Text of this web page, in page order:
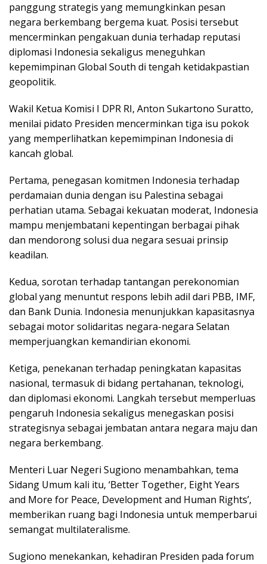
panggung strategis yang memungkinkan pesan
negara berkembang bergema kuat. Posisi tersebut
mencerminkan pengakuan dunia terhadap reputasi
diplomasi Indonesia sekaligus meneguhkan
kepemimpinan Global South di tengah ketidakpastian
geopolitik.
Wakil Ketua Komisi I DPR RI, Anton Sukartono Suratto,
menilai pidato Presiden mencerminkan tiga isu pokok
yang memperlihatkan kepemimpinan Indonesia di
kancah global.
Pertama, penegasan komitmen Indonesia terhadap
perdamaian dunia dengan isu Palestina sebagai
perhatian utama. Sebagai kekuatan moderat, Indonesia
mampu menjembatani kepentingan berbagai pihak
dan mendorong solusi dua negara sesuai prinsip
keadilan.
Kedua, sorotan terhadap tantangan perekonomian
global yang menuntut respons lebih adil dari PBB, IMF,
dan Bank Dunia. Indonesia menunjukkan kapasitasnya
sebagai motor solidaritas negara-negara Selatan
memperjuangkan kemandirian ekonomi.
Ketiga, penekanan terhadap peningkatan kapasitas
nasional, termasuk di bidang pertahanan, teknologi,
dan diplomasi ekonomi. Langkah tersebut memperluas
pengaruh Indonesia sekaligus menegaskan posisi
strategisnya sebagai jembatan antara negara maju dan
negara berkembang.
Menteri Luar Negeri Sugiono menambahkan, tema
Sidang Umum kali itu, ‘Better Together, Eight Years
and More for Peace, Development and Human Rights’,
memberikan ruang bagi Indonesia untuk memperbarui
semangat multilateralisme.
Sugiono menekankan, kehadiran Presiden pada forum